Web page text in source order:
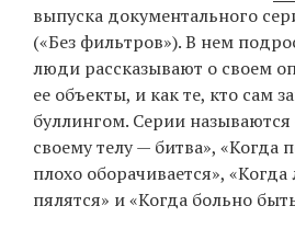
EN
UA
выпуска документального
(«Без фильтров»). В нем
люди рассказывают о своем
ее объекты, и как те, кто сам
буллингом. Серии
своему телу — битва», «Когда
плохо оборачивается»,
пялятся» и «Когда больно